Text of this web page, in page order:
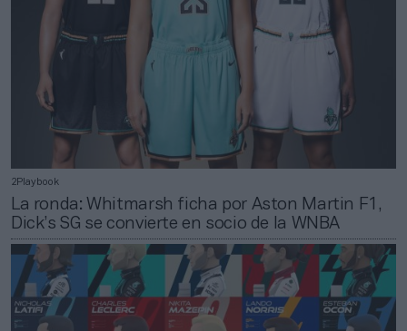
2Playbook
La ronda: Whitmarsh ficha por Aston Martin F1,
Dick’s SG se convierte en socio de la WNBA